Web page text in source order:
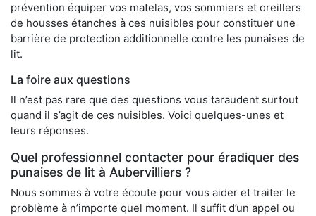
prévention équiper vos matelas, vos sommiers et oreillers
de housses étanches à ces nuisibles pour constituer une
barrière de protection additionnelle contre les punaises de
lit.
La foire aux questions
Il n’est pas rare que des questions vous taraudent surtout
quand il s’agit de ces nuisibles. Voici quelques-unes et
leurs réponses.
Quel professionnel contacter pour éradiquer des
punaises de lit à Aubervilliers ?
Nous sommes à votre écoute pour vous aider et traiter le
problème à n’importe quel moment. Il suffit d’un appel ou